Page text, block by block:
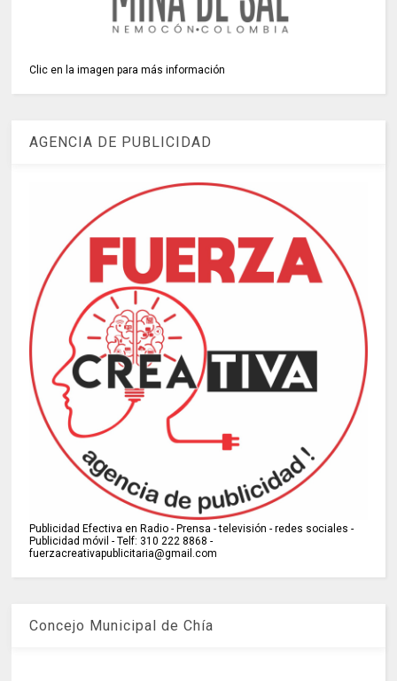
Clic en la imagen para más información
AGENCIA DE PUBLICIDAD
Publicidad Efectiva en Radio - Prensa - televisión - redes sociales -
Publicidad móvil - Telf: 310 222 8868 -
fuerzacreativapublicitaria@gmail.com
Concejo Municipal de Chía